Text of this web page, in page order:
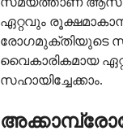
ഏറ്റവും
രോഗമുക്തിയുടെ
വൈകാരികമായ
സഹായിച്ചേക്കാം.